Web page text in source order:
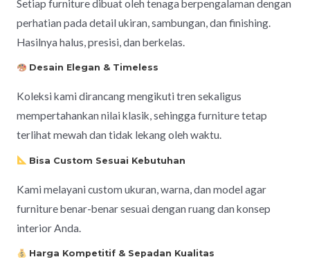
Setiap furniture dibuat oleh tenaga berpengalaman dengan
perhatian pada detail ukiran, sambungan, dan finishing.
Hasilnya halus, presisi, dan berkelas.
Desain Elegan & Timeless
Koleksi kami dirancang mengikuti tren sekaligus
mempertahankan nilai klasik, sehingga furniture tetap
terlihat mewah dan tidak lekang oleh waktu.
Bisa Custom Sesuai Kebutuhan
Kami melayani custom ukuran, warna, dan model agar
furniture benar-benar sesuai dengan ruang dan konsep
interior Anda.
Harga Kompetitif & Sepadan Kualitas